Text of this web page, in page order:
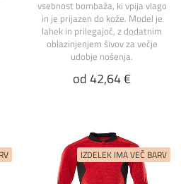
vsebnost bombaža, ki vpija vlago
in je prijazen do kože. Model je
lahek in prilegajoč, z dodatnim
oblazinjenjem šivov za večje
udobje nošenja.
od 42,64 €